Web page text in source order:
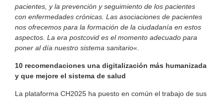
pacientes, yla prevención y seguimiento de los pacientes
con enfermedades crónicas. Las asociaciones de pacientes
nos ofrecemos para la formación de la ciudadanía en estos
aspectos. La era postcovid es elmomento adecuado para
poner al día nuestro sistema sanitario«.
10 recomendaciones una digitalización más humanizada
y que mejore el sistema de salud
La plataforma CH2025 ha puesto en común el trabajo de sus